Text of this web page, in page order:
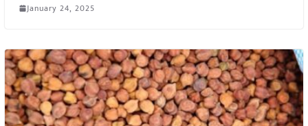
January 24, 2025